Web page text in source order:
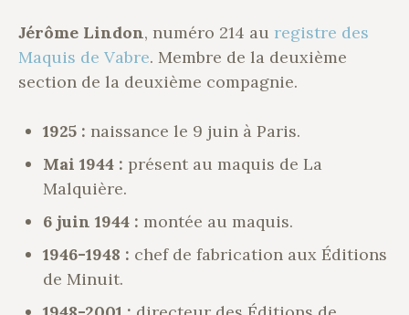
Jérôme Lindon, numéro 214 au registre des
Maquis de Vabre. Membre de la deuxième
section de la deuxième compagnie.
1925 : naissance le 9 juin à Paris.
Mai 1944 : présent au maquis de La
Malquière.
6 juin 1944 : montée au maquis.
1946-1948 : chef de fabrication aux Éditions
de Minuit.